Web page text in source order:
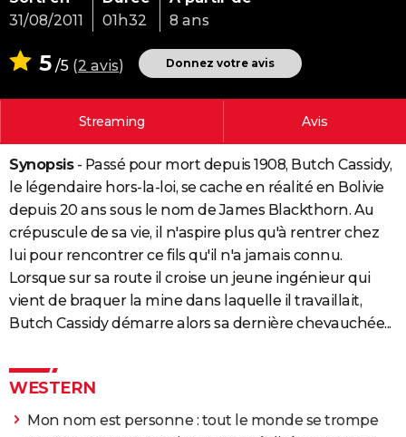
Destinations
City break
Voyage nature
Voyage de noces
Forum
Climat
+
PHOTO
GUIDES D'ACHAT
Carte de Noël
Carte Bonne année
Carte Saint-Valentin
Carte Pâques
Carte d'anniversaire
DICTIONNAIRE
Dictionnaire
Biographies
Citations
Expressions
Proverbes
PROGRAMME TV
COPAINS D'AVANT
S'inscrire
Se connecter
Lycées
Collèges
Primaires
Universités
Entreprises
Service militaire
Avis de recherche
AVIS DE DÉCÈS
FORUM
31/08/2011
01h32
8 ans
5 /5 (2 avis) Donnez votre avis
Streaming Avis
Synopsis- Passé pour mort depuis 1908, Butch Cassidy,
le légendaire hors-la-loi, se cache en réalité en Bolivie
depuis 20 ans sous le nom de James Blackthorn. Au
crépuscule de sa vie, il n'aspire plus qu'à rentrer chez
lui pour rencontrer ce fils qu'il n'a jamais connu.
Lorsque sur sa route il croise un jeune ingénieur qui
vient de braquer la mine dans laquelle il travaillait,
Butch Cassidy démarre alors sa dernière chevauchée...
WESTERN
Mon nom est personne : tout le monde se trompe